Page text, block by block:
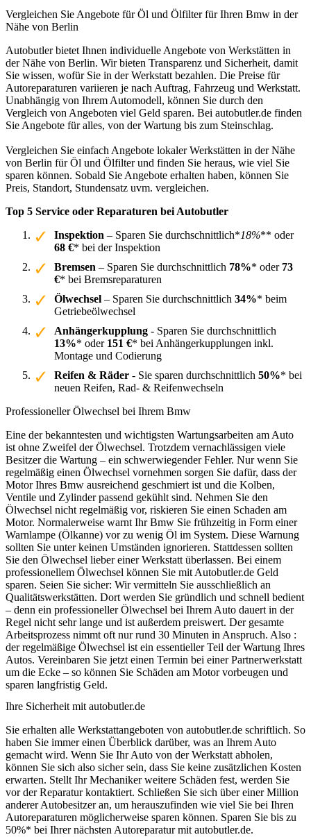
Vergleichen Sie Angebote für Öl und Ölfilter für Ihren Bmw in der
Nähe von Berlin
Autobutler bietet Ihnen individuelle Angebote von Werkstätten in
der Nähe von Berlin. Wir bieten Transparenz und Sicherheit, damit
Sie wissen, wofür Sie in der Werkstatt bezahlen. Die Preise für
Autoreparaturen variieren je nach Auftrag, Fahrzeug und Werkstatt.
Unabhängig von Ihrem Automodell, können Sie durch den
Vergleich von Angeboten viel Geld sparen. Bei autobutler.de finden
Sie Angebote für alles, von der Wartung bis zum Steinschlag.
Vergleichen Sie einfach Angebote lokaler Werkstätten in der Nähe
von Berlin für Öl und Ölfilter und finden Sie heraus, wie viel Sie
sparen können. Sobald Sie Angebote erhalten haben, können Sie
Preis, Standort, Stundensatz uvm. vergleichen.
Top 5 Service oder Reparaturen bei Autobutler
Inspektion – Sparen Sie durchschnittlich*18%** oder
68 €* bei der Inspektion
Bremsen – Sparen Sie durchschnittlich 78%* oder 73
€* bei Bremsreparaturen
Ölwechsel – Sparen Sie durchschnittlich 34%* beim
Getriebeölwechsel
Anhängerkupplung - Sparen Sie durchschnittlich
13%* oder 151 €* bei Anhängerkupplungen inkl.
Montage und Codierung
Reifen & Räder - Sie sparen durchschnittlich 50%* bei
neuen Reifen, Rad- & Reifenwechseln
Professioneller Ölwechsel bei Ihrem Bmw
Eine der bekanntesten und wichtigsten Wartungsarbeiten am Auto
ist ohne Zweifel der Ölwechsel. Trotzdem vernachlässigen viele
Besitzer die Wartung – ein schwerwiegender Fehler. Nur wenn Sie
regelmäßig einen Ölwechsel vornehmen sorgen Sie dafür, dass der
Motor Ihres Bmw ausreichend geschmiert ist und die Kolben,
Ventile und Zylinder passend gekühlt sind. Nehmen Sie den
Ölwechsel nicht regelmäßig vor, riskieren Sie einen Schaden am
Motor. Normalerweise warnt Ihr Bmw Sie frühzeitig in Form einer
Warnlampe (Ölkanne) vor zu wenig Öl im System. Diese Warnung
sollten Sie unter keinen Umständen ignorieren. Stattdessen sollten
Sie den Ölwechsel lieber einer Werkstatt überlassen. Bei einem
professionellem Ölwechsel können Sie mit Autobutler.de Geld
sparen. Seien Sie sicher: Wir vermitteln Sie ausschließlich an
Qualitätswerkstätten. Dort werden Sie gründlich und schnell bedient
– denn ein professioneller Ölwechsel bei Ihrem Auto dauert in der
Regel nicht sehr lange und ist außerdem preiswert. Der gesamte
Arbeitsprozess nimmt oft nur rund 30 Minuten in Anspruch. Also :
der regelmäßige Ölwechsel ist ein essentieller Teil der Wartung Ihres
Autos. Vereinbaren Sie jetzt einen Termin bei einer Partnerwerkstatt
um die Ecke – so können Sie Schäden am Motor vorbeugen und
sparen langfristig Geld.
Ihre Sicherheit mit autobutler.de
Sie erhalten alle Werkstattangeboten von autobutler.de schriftlich. So
haben Sie immer einen Überblick darüber, was an Ihrem Auto
gemacht wird. Wenn Sie Ihr Auto von der Werkstatt abholen,
können Sie sich also sicher sein, dass Sie keine zusätzlichen Kosten
erwarten. Stellt Ihr Mechaniker weitere Schäden fest, werden Sie
vor der Reparatur kontaktiert. Schließen Sie sich über einer Million
anderer Autobesitzer an, um herauszufinden wie viel Sie bei Ihren
Autoreparaturen möglicherweise sparen können. Sparen Sie bis zu
50%* bei Ihrer nächsten Autoreparatur mit autobutler.de.